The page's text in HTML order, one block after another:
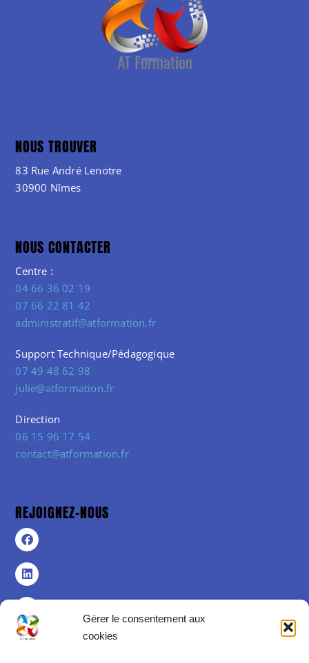
Gérer le consentement aux
cookies
NOUS TROUVER
83 Rue André Lenotre
30900 Nîmes
NOUS CONTACTER
Centre :
04 66 36 02 19
07 66 22 81 42
administratif@atformation.fr
Support Technique/Pédagogique
07 49 48 62 98
julie@atformation.fr
Direction
06 15 96 17 54
contact@atformation.fr
REJOIGNEZ-NOUS